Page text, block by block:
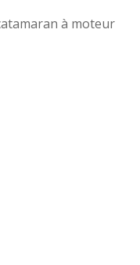
à moteur